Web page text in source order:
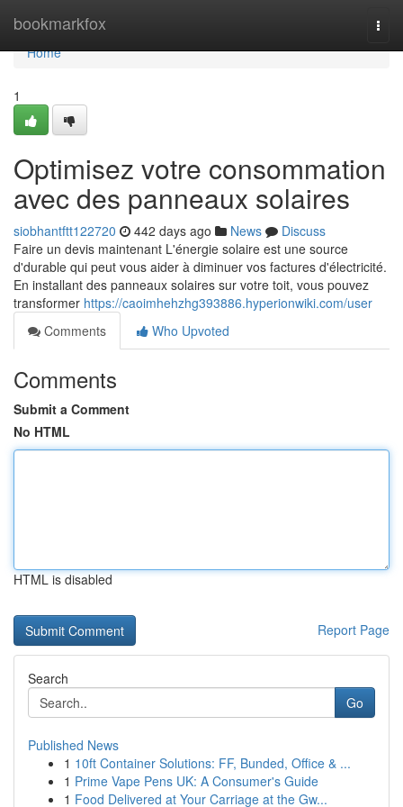
bookmarkfox
Home
Home
1
Optimisez votre consommation
avec des panneaux solaires
siobhantftt122720 442 days ago News
Discuss
Faire un devis maintenant L'énergie solaire est une source
d'durable qui peut vous aider à diminuer vos factures d'électricité.
En installant des panneaux solaires sur votre toit, vous pouvez
transformer https://caoimhehzhg393886.hyperionwiki.com/user
Comments
Who Upvoted
Comments
Submit a Comment
No HTML
HTML is disabled
Report Page
Search
Go
Published News
1 10ft Container Solutions: FF, Bunded, Office & ...
1 Prime Vape Pens UK: A Consumer's Guide
1 Food Delivered at Your Carriage at the Gw...